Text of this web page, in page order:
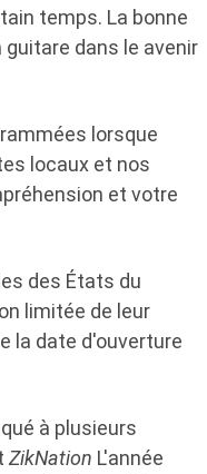
temps. La bonne
dans le avenir
lorsque
locaux et nos
et votre
des États du
limitée de leur
la date d'ouverture
à plusieurs
ZikNation L'année